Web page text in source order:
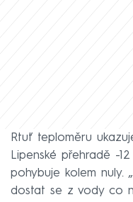
Rtuť teploměru
Lipenské přehradě -
pohybuje kolem nuly.
dostat se z vody co